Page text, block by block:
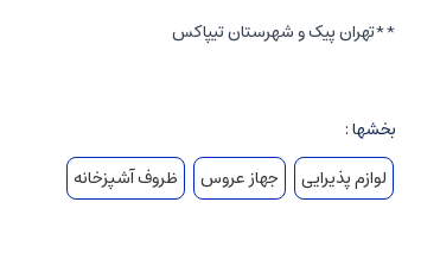
**تهران پیک و شهرستان تیپاکس
بخشها :
لوازم پذیرایی
جهاز عروس ظروف آشپزخانه